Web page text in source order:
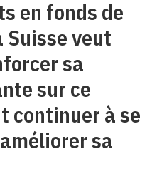
en fonds de
veut
sa
sur ce
continuer à se
sa